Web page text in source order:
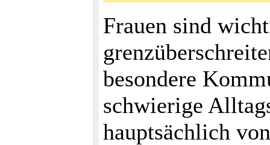
Frauen sind
besondere
schwierige
hauptsächlich